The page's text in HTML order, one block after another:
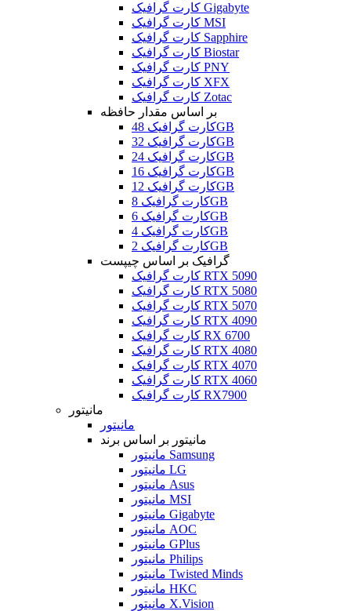
کارت گرافیک Gigabyte
کارت گرافیک MSI
کارت گرافیک Sapphire
کارت گرافیک Biostar
کارت گرافیک PNY
کارت گرافیک XFX
کارت گرافیک Zotac
بر اساس مقدار حافظه
کارت گرافیک 48GB
کارت گرافیک 32GB
کارت گرافیک 24GB
کارت گرافیک 16GB
کارت گرافیک 12GB
کارت گرافیک 8GB
کارت گرافیک 6GB
کارت گرافیک 4GB
کارت گرافیک 2GB
گرافیک بر اساس چیپست
کارت گرافیک RTX 5090
کارت گرافیک RTX 5080
کارت گرافیک RTX 5070
کارت گرافیک RTX 4090
کارت گرافیک RX 6700
کارت گرافیک RTX 4080
کارت گرافیک RTX 4070
کارت گرافیک RTX 4060
کارت گرافیک RX7900
مانیتور
مانیتور
مانیتور بر اساس برند
مانیتور Samsung
مانیتور LG
مانیتور Asus
مانیتور MSI
مانیتور Gigabyte
مانیتور AOC
مانیتور GPlus
مانیتور Philips
مانیتور Twisted Minds
مانیتور HKC
مانیتور X.Vision